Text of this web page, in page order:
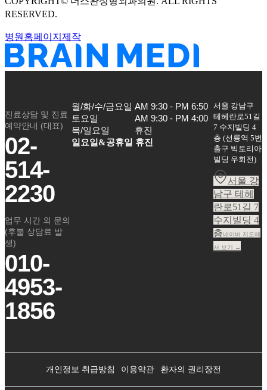
RESERVED.
병원홈페이지제작
진료상담 및 진료
예약안내 (대표)
02-
514-
2230
업무 시간 외 문의
(후불 상담료 발
생)
010-
4953-
1856
월/화/수/금요일
토요일
목/일요일
AM 9:30 - PM 6:50
AM 9:30 - PM 4:00
휴진
일요일&공휴일 휴진
서울 강남구
테헤란로51길
7 수지빌딩 4
층 (선릉역 5번
출구 빅토리아
빌딩 우회전)
서울 강
남구 테헤
란로51길 7
수지빌딩 4
층네이버 지도에
서 보기 →
개인정보 취급방침 이용약관 환자의 권리장전